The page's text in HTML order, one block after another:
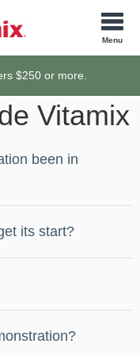
$250 or more.
Vitamix
been in
its start?